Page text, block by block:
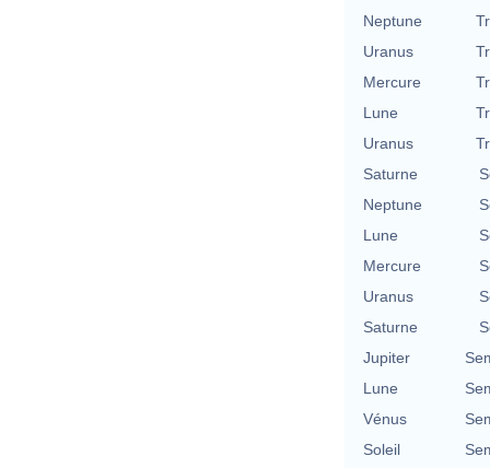
Neptune
Uranus
Mercure
Lune
Uranus
Saturne
Neptune
Lune
Mercure
Uranus
Saturne
Jupiter
Lune
Vénus
Soleil